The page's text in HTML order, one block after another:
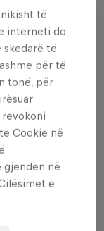
nga
të
interneti do
skedarë të
për të
tonë, për
Cookie në
në
e